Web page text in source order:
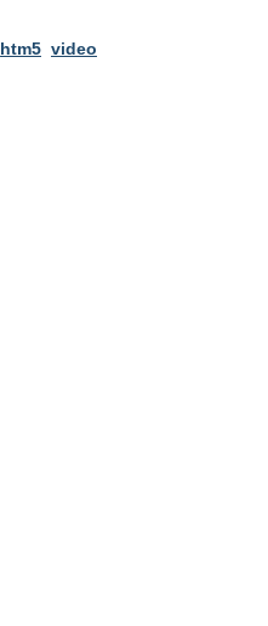
htm5 video